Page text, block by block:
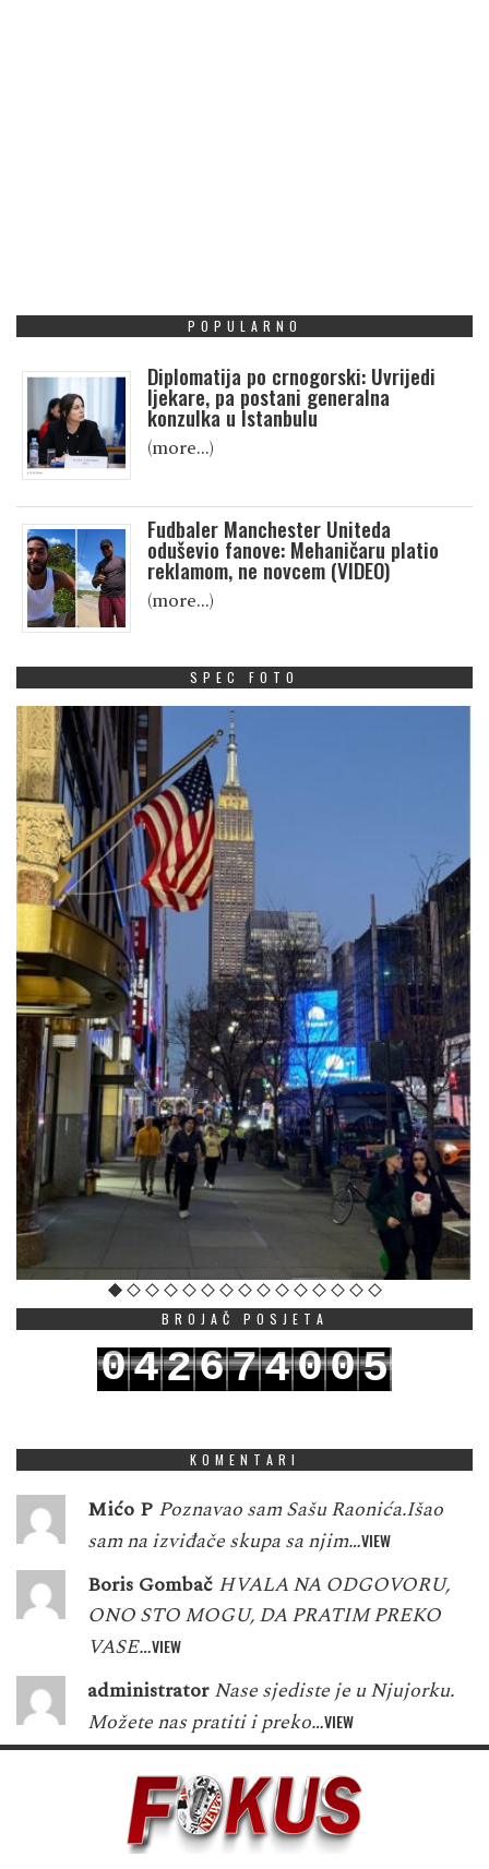
POPULARNO
Diplomatija po crnogorski: Uvrijedi
ljekare, pa postani generalna
konzulka u Istanbulu
(more…)
Fudbaler Manchester Uniteda
oduševio fanove: Mehaničaru platio
reklamom, ne novcem (VIDEO)
(more…)
SPEC FOTO
BROJAČ POSJETA
042674005
KOMENTARI
Mićo P Poznavao sam Sašu Raonića.Išao
sam na izviđače skupa sa njim…VIEW
Boris Gombač HVALA NA ODGOVORU,
ONO STO MOGU, DA PRATIM PREKO
VASE…VIEW
administrator Nase sjediste je u Njujorku.
Možete nas pratiti i preko…VIEW